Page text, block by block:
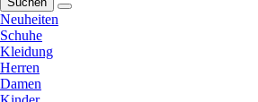
Neuheiten
Schuhe
Kleidung
Herren
Damen